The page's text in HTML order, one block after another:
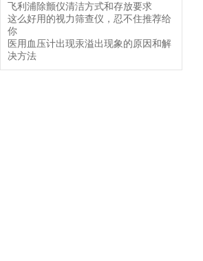
飞利浦除颤仪清洁方式和存放要求
这么好用的视力筛查仪，忍不住推荐给
你
医用血压计出现汞溢出现象的原因和解
决方法